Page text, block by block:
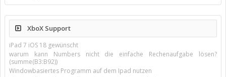
XboX Support
iPad 7 iOS 18 gewünscht
warum kann Numbers nicht die einfache Rechenaufgabe lösen?
(summe(B3:B92))
Windowbasiertes Programm auf dem Ipad nutzen